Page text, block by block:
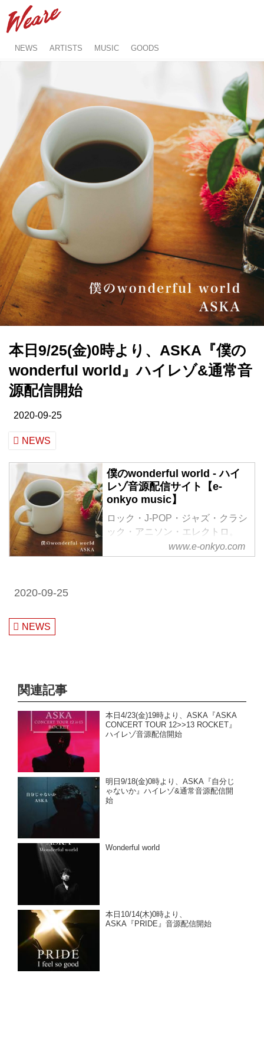
NEWS ARTISTS MUSIC GOODS
本日9/25(金)0時より、ASKA『僕の
wonderful world』ハイレゾ&通常音
源配信開始
2020-09-25
NEWS
僕のwonderful world - ハイ
レゾ音源配信サイト【e-
onkyo music】
ロック・J-POP・ジャズ・クラシ
ック・アニソン・エレクトロ。
様々なジャンルをハイレゾで配信
中。WAV・flac・DSDなど各種フ
www.e-onkyo.com
2020-09-25
NEWS
関連記事
本日4/23(金)19時より、ASKA『ASKA
CONCERT TOUR 12>>13 ROCKET』
ハイレゾ音源配信開始
明日9/18(金)0時より、ASKA『自分じ
ゃないか』ハイレゾ&通常音源配信開
始
Wonderful world
本日10/14(木)0時より、
ASKA『PRIDE』音源配信開始